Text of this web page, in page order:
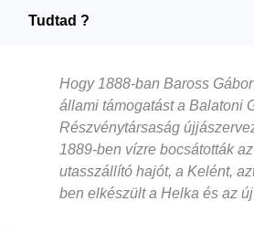
Tudtad ?
Hogy 1888-ban Baross
állami támogatást a Balatoni
Részvénytársaság
1889-ben vízre bocsátották
utasszállító hajót, a Kelént,
ben elkészült a Helka és az